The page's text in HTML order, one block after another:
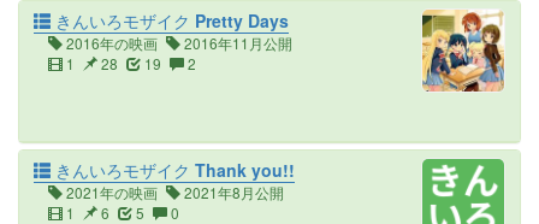
きんいろモザイク Pretty Days
2016年の映画
2016年11月公開
1
28 19 2
きんいろモザイク Thank you!!
2021年の映画
2021年8月公開
1
6 5 0